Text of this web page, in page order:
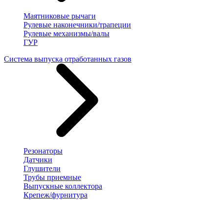
Маятниковые рычаги
Рулевые наконечники/трапеции
Рулевые механизмы/валы
ГУР
Система выпуска отработанных газов
Резонаторы
Датчики
Глушители
Трубы приемные
Выпускные коллектора
Крепеж/фурнитура